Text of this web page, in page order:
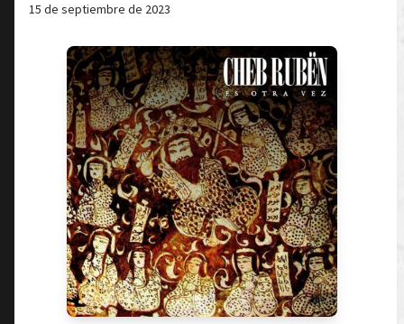
15 de septiembre de 2023